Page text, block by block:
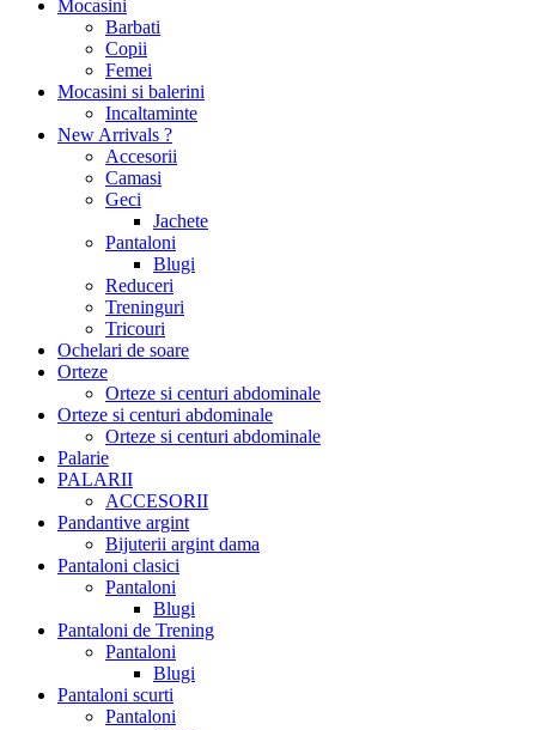
Mocasini
Barbati
Copii
Femei
Mocasini si balerini
Incaltaminte
New Arrivals ?
Accesorii
Camasi
Geci
Jachete
Pantaloni
Blugi
Reduceri
Treninguri
Tricouri
Ochelari de soare
Orteze
Orteze si centuri abdominale
Orteze si centuri abdominale
Orteze si centuri abdominale
Palarie
PALARII
ACCESORII
Pandantive argint
Bijuterii argint dama
Pantaloni clasici
Pantaloni
Blugi
Pantaloni de Trening
Pantaloni
Blugi
Pantaloni scurti
Pantaloni